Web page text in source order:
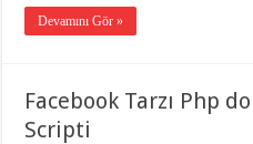
Devamını Gör »
Facebook Tarzı Php
Scripti